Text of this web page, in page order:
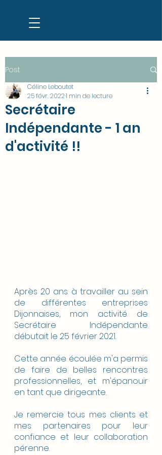
Post
Secrétaire
Indépendante - 1 an
d'activité !!
Céline Leboutet
25 févr. 20221 min de lecture
Après 20 ans à travailler au sein
de différentes entreprises
Dijonnaises, mon activité de
Secrétaire Indépendante
débutait le 25 février 2021.
Cette année écoulée m'a permis
de faire de belles rencontres
professionnelles, et m'épanouir
en tant que dirigeante.
Je remercie tous mes clients et
mes partenaires pour leur
confiance et leur collaboration
pérenne.